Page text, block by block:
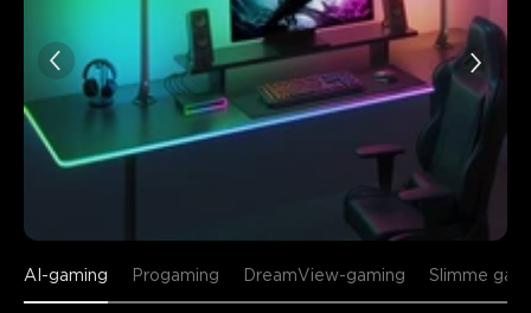
AI-gaming Progaming DreamView-gaming Slimme